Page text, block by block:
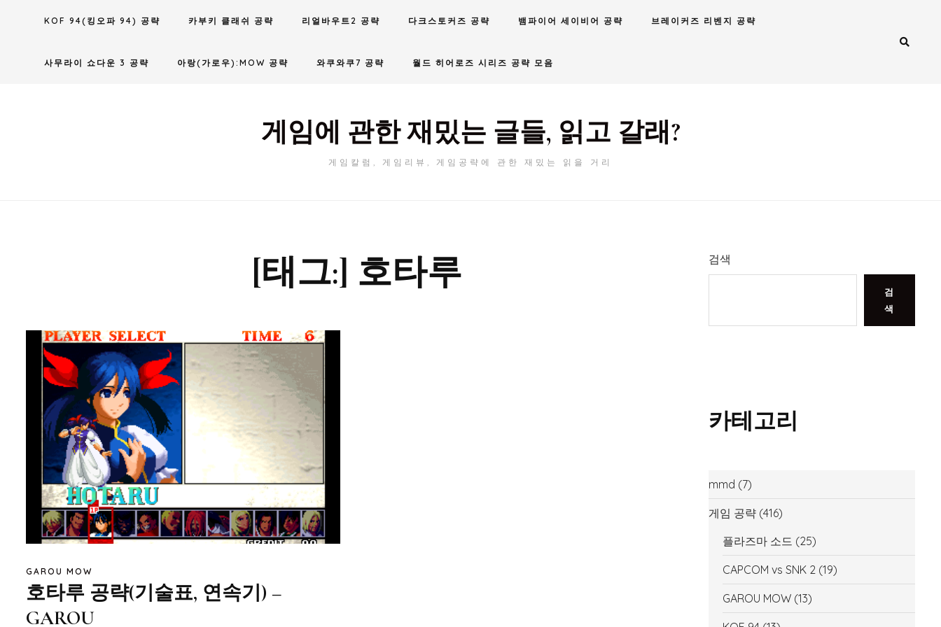
KOF 94(킹오파 94) 공략 카부키 클래쉬 공략 리얼바우트2 공략 다크스토커즈 공략 뱀파이어 세이비어 공략 브레이커즈 리벤지 공략
사무라이 쇼다운 3 공략 아랑(가로우):MOW 공략 와쿠와쿠7 공략 월드 히어로즈 시리즈 공략 모음
게임에 관한 재밌는 글들, 읽고 갈래?
게임칼럼, 게임리뷰, 게임공략에 관한 재밌는 읽을 거리
[태그:] 호타루
GAROU MOW
호타루 공략(기술표, 연속기) –
GAROU
검색
검
색
카테고리
mmd (7)
게임 공략 (416)
플라즈마 소드 (25)
CAPCOM vs SNK 2 (19)
GAROU MOW (13)